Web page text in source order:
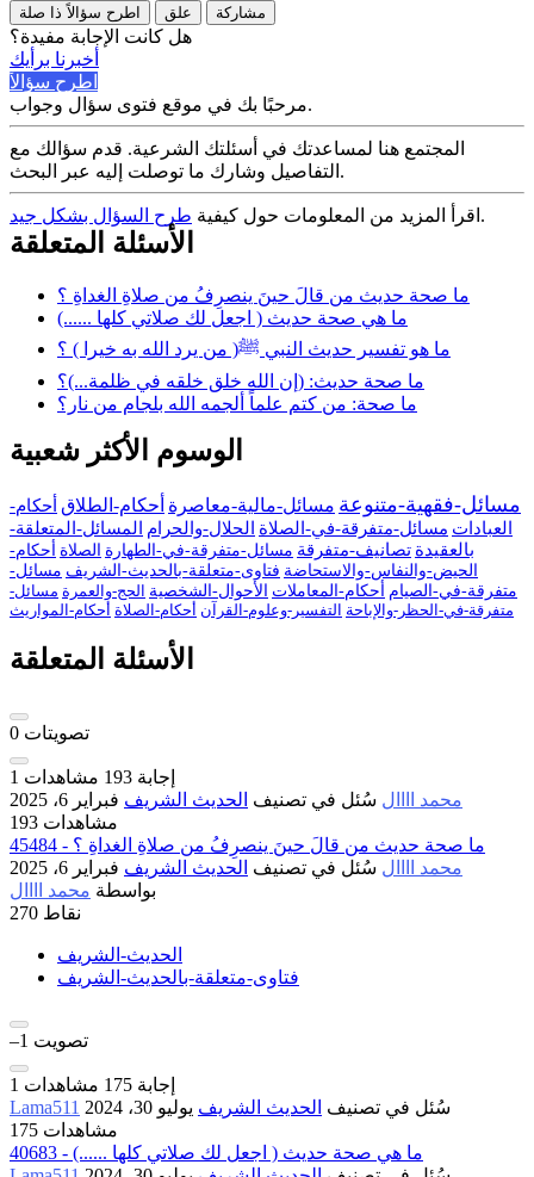
اطرح سؤالاً ذا صلة علق مشاركة
هل كانت الإجابة مفيدة؟
أخبرنا برأيك
اطرح سؤالاً
مرحبًا بك في موقع فتوى سؤال وجواب.
المجتمع هنا لمساعدتك في أسئلتك الشرعية. قدم سؤالك مع
التفاصيل وشارك ما توصلت إليه عبر البحث.
اقرأ المزيد من المعلومات حول كيفية طرح السؤال بشكل جيد .
الأسئلة المتعلقة
ما صحة حديث من قالَ حينَ ينصرِفُ من صلاةِ الغداةِ ؟
ما هي صحة حديث ( اجعل لك صلاتي كلها ......)
ما هو تفسير حديث النبي ﷺ( من يرد الله به خيرا ) ؟
ما صحة حديث: (إن الله خلق خلقه في ظلمة...)؟
ما صحة: من كتم علماً ألجمه الله بلجام من نار؟
الوسوم الأكثر شعبية
مسائل-فقهية-متنوعة مسائل-مالية-معاصرة أحكام-الطلاق أحكام-
العبادات مسائل-متفرقة-في-الصلاة الحلال-والحرام المسائل-المتعلقة-
بالعقيدة تصانيف-متفرقة مسائل-متفرقة-في-الطهارة الصلاة أحكام-
الحيض-والنفاس-والاستحاضة فتاوى-متعلقة-بالحديث-الشريف مسائل-
متفرقة-في-الصيام أحكام-المعاملات الأحوال-الشخصية الحج-والعمرة مسائل-
متفرقة-في-الحظر-والإباحة التفسير-وعلوم-القرآن أحكام-الصلاة أحكام-المواريث
الأسئلة المتعلقة
0 تصويتات
1 إجابة 193 مشاهدات
محمد اااال سُئل في تصنيف الحديث الشريف فبراير 6، 2025
193 مشاهدات
45484 - ما صحة حديث من قالَ حينَ ينصرِفُ من صلاةِ الغداةِ ؟
محمد اااال سُئل في تصنيف الحديث الشريف فبراير 6، 2025
بواسطة محمد اااال
270 نقاط
الحديث-الشريف
فتاوى-متعلقة-بالحديث-الشريف
–1 تصويت
1 إجابة 175 مشاهدات
Lama511
سُئل في تصنيف الحديث الشريف يوليو 30، 2024
175 مشاهدات
40683 - ما هي صحة حديث ( اجعل لك صلاتي كلها ......)